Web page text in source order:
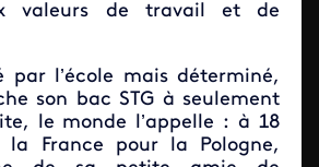
valeurs de travail et de
par l’école mais déterminé,
son bac STG à seulement
le monde l’appelle : à 18
France pour la Pologne,